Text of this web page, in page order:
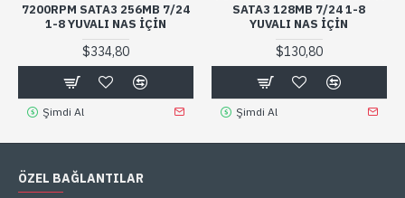
7200RPM SATA3 256MB 7/24
1-8 YUVALI NAS IÇIN
$334,80
Şimdi Al
SATA3 128MB 7/24 1-8
YUVALI NAS IÇIN
$130,80
Şimdi Al
ÖZEL BAĞLANTILAR